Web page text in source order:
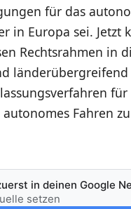
für das
in Europa sei. Jetzt
Rechtsrahmen in
länderübergreifend
für
Fahren zu
in deinen Google
setzen